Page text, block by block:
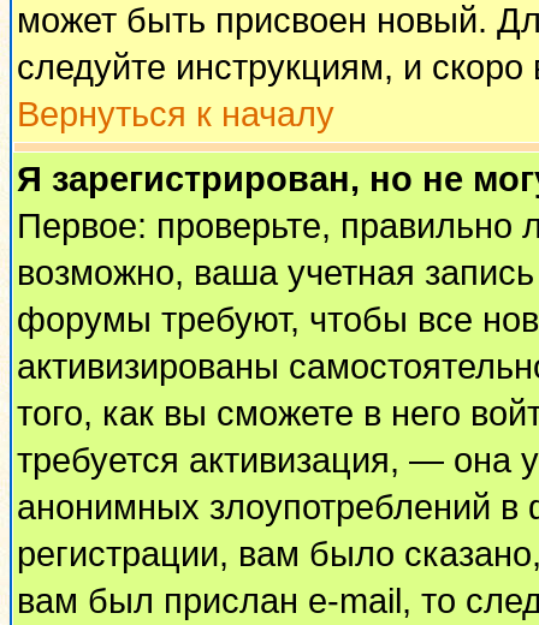
может быть присвоен новый.
следуйте инструкциям, и
Вернуться к началу
Я зарегистрирован, но не
Первое: проверьте, правильно
возможно, ваша учетная
форумы требуют, чтобы все
активизированы
того, как вы сможете в него
требуется активизация, — она
анонимных злоупотреблений
регистрации, вам было
вам был прислан e-mail, то